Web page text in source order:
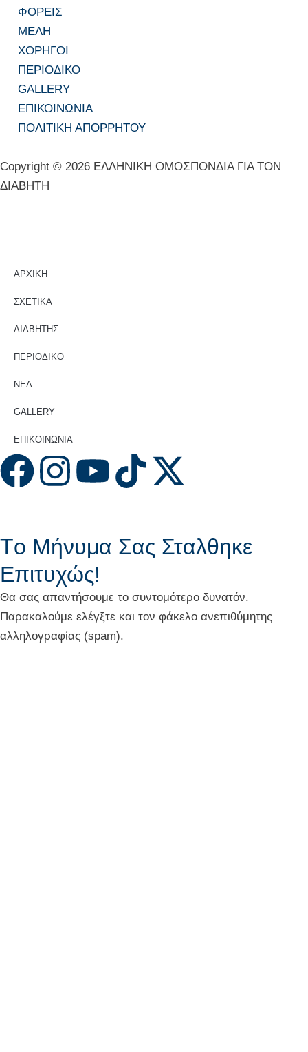
ΦΟΡΕΙΣ
ΜΕΛΗ
ΧΟΡΗΓΟΙ
ΠΕΡΙΟΔΙΚΟ
GALLERY
ΕΠΙΚΟΙΝΩΝΙΑ
ΠΟΛΙΤΙΚΗ ΑΠΟΡΡΗΤΟΥ
Copyright © 2026 ΕΛΛΗΝΙΚΗ ΟΜΟΣΠΟΝΔΙΑ ΓΙΑ ΤΟΝ
ΔΙΑΒΗΤΗ
ΑΡΧΙΚΗ
ΣΧΕΤΙΚΑ
ΔΙΑΒΗΤΗΣ
ΠΕΡΙΟΔΙΚΟ
ΝΕΑ
GALLERY
ΕΠΙΚΟΙΝΩΝΙΑ
Tο Μήνυμα Σας Σταλθηκε
Επιτυχώς!
Θα σας απαντήσουμε το συντομότερο δυνατόν.
Παρακαλούμε ελέγξτε και τον φάκελο ανεπιθύμητης
αλληλογραφίας (spam).